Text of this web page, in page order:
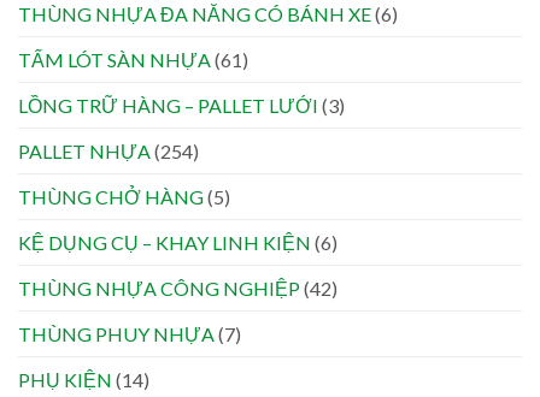
THÙNG NHỰA ĐA NĂNG CÓ BÁNH XE(6)
TẤM LÓT SÀN NHỰA(61)
LỒNG TRỮ HÀNG – PALLET LƯỚI (3)
PALLET NHỰA(254)
THÙNG CHỞ HÀNG(5)
KỆ DỤNG CỤ – KHAY LINH KIỆN (6)
THÙNG NHỰA CÔNG NGHIỆP(42)
THÙNG PHUY NHỰA(7)
PHỤ KIỆN (14)